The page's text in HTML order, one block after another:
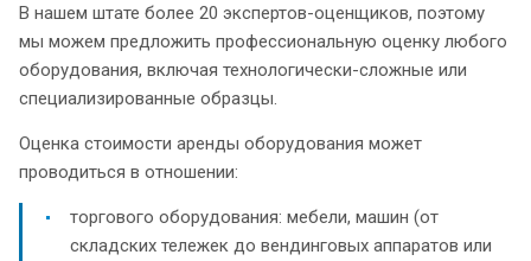
В нашем штате более 20 экспертов-оценщиков, поэтому
мы можем предложить профессиональную оценку любого
оборудования, включая технологически-сложные или
специализированные образцы.
Оценка стоимости аренды оборудования может
проводиться в отношении:
торгового оборудования: мебели, машин (от
складских тележек до вендинговых аппаратов или